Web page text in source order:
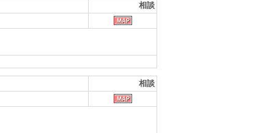
相談
相談